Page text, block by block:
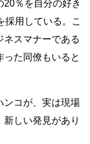
20％を自分の好き
採用している。こ
ネスマナーである
った同僚もいると
ンコが、実は現場
しい発見があり